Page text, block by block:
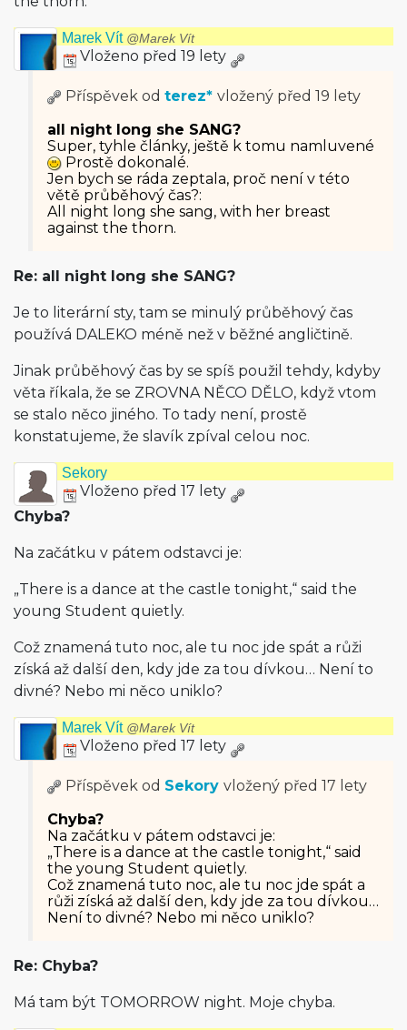
Marek Vít @Marek Vít
Vloženo před 19 lety
Příspěvek od terez* vložený před 19 lety
all night long she SANG?
Super, tyhle články, ještě k tomu namluvené
Prostě dokonalé.
Jen bych se ráda zeptala, proč není v této
větě průběhový čas?:
All night long she sang, with her breast
against the thorn.
Re: all night long she SANG?
Je to literární sty, tam se minulý průběhový čas
používá DALEKO méně než v běžné angličtině.
Jinak průběhový čas by se spíš použil tehdy, kdyby
věta říkala, že se ZROVNA NĚCO DĚLO, když vtom
se stalo něco jiného. To tady není, prostě
konstatujeme, že slavík zpíval celou noc.
Sekory
Vloženo před 17 lety
Chyba?
Na začátku v pátem odstavci je:
„There is a dance at the castle tonight,“ said the
young Student quietly.
Což znamená tuto noc, ale tu noc jde spát a růži
získá až další den, kdy jde za tou dívkou… Není to
divné? Nebo mi něco uniklo?
Marek Vít @Marek Vít
Vloženo před 17 lety
Příspěvek od Sekory vložený před 17 lety
Chyba?
Na začátku v pátem odstavci je:
„There is a dance at the castle tonight,“ said
the young Student quietly.
Což znamená tuto noc, ale tu noc jde spát a
růži získá až další den, kdy jde za tou dívkou…
Není to divné? Nebo mi něco uniklo?
Re: Chyba?
Má tam být TOMORROW night. Moje chyba.